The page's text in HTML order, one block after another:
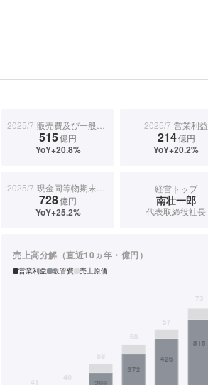
2025/7 販売費及び一般管理費
515億円
YoY+20.8%
2025/7 営業利益
214億円
YoY+20.2%
2025/7 現金同等物期末残高
728億円
YoY+25.2%
経営トップ
南壮一郎
代表取締役社長
売上高分解（直近10ヵ年・億円）
営業利益 販管費 売上原価